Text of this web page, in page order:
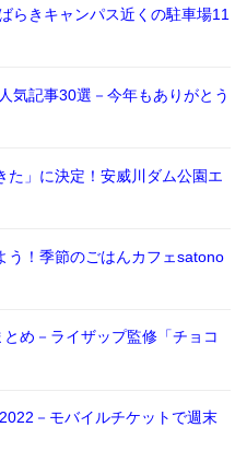
らきキャンパス近くの駐車場11
気記事30選－今年もありがとう
た」に決定！安威川ダム公園エ
う！季節のごはんカフェsatono
め－ライザップ監修「チョコ
－モバイルチケットで週末